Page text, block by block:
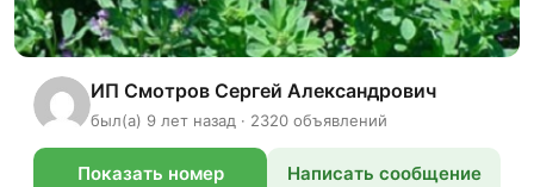
ИП Смотров Сергей Александрович
был(а) 9 лет назад · 2320 объявлений
Показать номер Написать сообщение